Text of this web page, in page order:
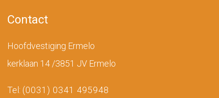
Contact
Hoofdvestiging Ermelo
kerklaan 14 /3851 JV Ermelo
Tel: (0031) 0341 495948